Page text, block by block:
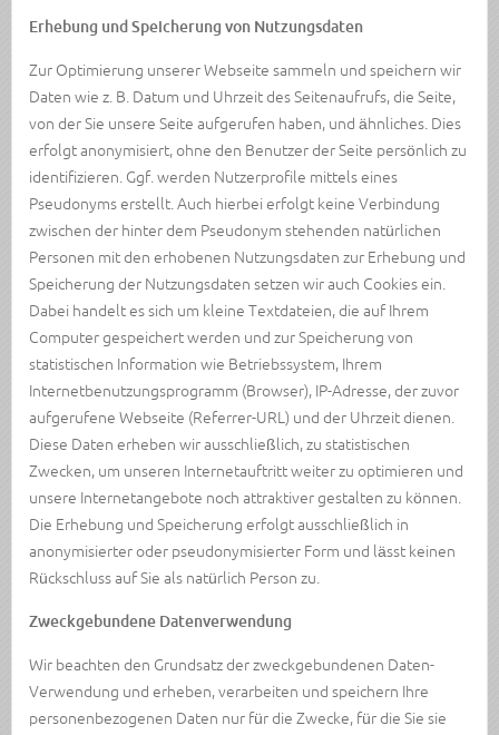
Erhebung und Speicherung von Nutzungsdaten
Zur Optimierung unserer Webseite sammeln und speichern wir
Daten wie z. B. Datum und Uhrzeit des Seitenaufrufs, die Seite,
von der Sie unsere Seite aufgerufen haben, und ähnliches. Dies
erfolgt anonymisiert, ohne den Benutzer der Seite persönlich zu
identifizieren. Ggf. werden Nutzerprofile mittels eines
Pseudonyms erstellt. Auch hierbei erfolgt keine Verbindung
zwischen der hinter dem Pseudonym stehenden natürlichen
Personen mit den erhobenen Nutzungsdaten zur Erhebung und
Speicherung der Nutzungsdaten setzen wir auch Cookies ein.
Dabei handelt es sich um kleine Textdateien, die auf Ihrem
Computer gespeichert werden und zur Speicherung von
statistischen Information wie Betriebssystem, Ihrem
Internetbenutzungsprogramm (Browser), IP-Adresse, der zuvor
aufgerufene Webseite (Referrer-URL) und der Uhrzeit dienen.
Diese Daten erheben wir ausschließlich, zu statistischen
Zwecken, um unseren Internetauftritt weiter zu optimieren und
unsere Internetangebote noch attraktiver gestalten zu können.
Die Erhebung und Speicherung erfolgt ausschließlich in
anonymisierter oder pseudonymisierter Form und lässt keinen
Rückschluss auf Sie als natürlich Person zu.
Zweckgebundene Datenverwendung
Wir beachten den Grundsatz der zweckgebundenen Daten-
Verwendung und erheben, verarbeiten und speichern Ihre
personenbezogenen Daten nur für die Zwecke, für die Sie sie